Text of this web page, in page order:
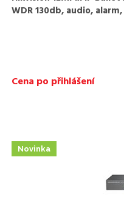
WDR 130db, audio,
Cena po přihlášení
Novinka